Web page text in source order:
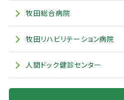
牧田総合病院
牧田リハビリテーション病院
人間ドック健診センター